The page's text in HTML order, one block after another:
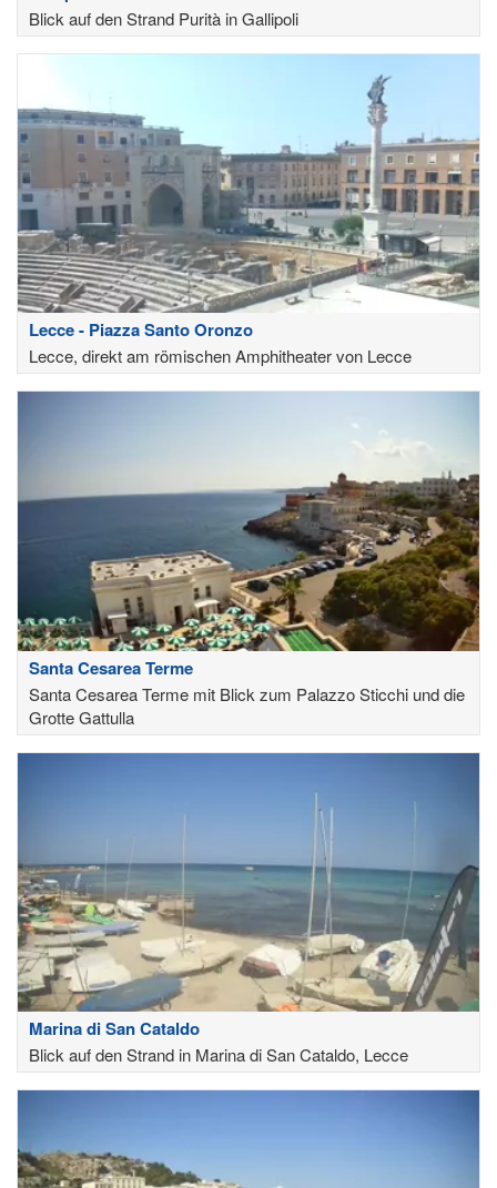
Blick auf den Strand Purità in Gallipoli
Lecce - Piazza Santo Oronzo
Lecce, direkt am römischen Amphitheater von Lecce
Santa Cesarea Terme
Santa Cesarea Terme mit Blick zum Palazzo Sticchi und die
Grotte Gattulla
Marina di San Cataldo
Blick auf den Strand in Marina di San Cataldo, Lecce